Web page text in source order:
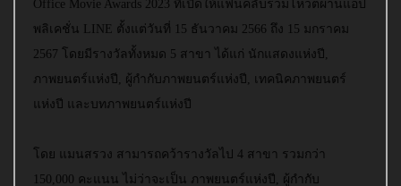
Office Movie Awards 2023 ที่เปิดให้แฟนคลับร่วมโหวตผ่านแอป
พลิเคชั่น LINE ตั้งแต่วันที่ 15 ธันวาคม 2566 ถึง 15 มกราคม
2567 โดยมีรางวัลทั้งหมด 5 สาขา ได้แก่ นักแสดงแห่งปี,
ภาพยนตร์แห่งปี, ผู้กำกับภาพยนตร์แห่งปี, เทคนิคภาพยนตร์
แห่งปี และบทภาพยนตร์แห่งปี
โดย แมนสรวง สามารถคว้ารางวัลไป 4 สาขา รวมกว่า
150,000 คะแนน ไม่ว่าจะเป็น ภาพยนตร์แห่งปี, ผู้กำกับ